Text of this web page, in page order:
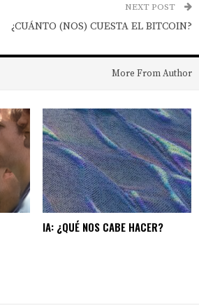
NEXT POST
¿CUÁNTO (NOS) CUESTA EL BITCOIN?
More From Author
IA: ¿QUÉ NOS CABE HACER?